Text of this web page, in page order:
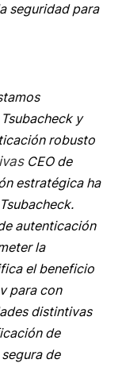
seguridad para
y
robusto
CEO de
estratégica ha
autenticación
la
el beneficio
para con
distintivas
de
de